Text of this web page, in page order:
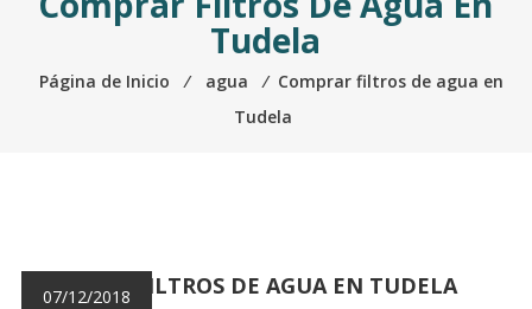
Tudela
Página de Inicio ⁄ agua ⁄ Comprar filtros de agua en
Tudela
07/12/2018
COMPRAR FILTROS DE AGUA EN TUDELA